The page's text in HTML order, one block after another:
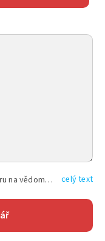
Vyplněním shora uvedených údajů beru na vědomí, že společnost TEXT FACTORY s.r.o., sídlem Brno, Durďákova 336/29, Černá Pole, PSČ: 613 00, IČ: 06157831, zapsané u Krajského soudu v Brně, oddíl C, vložka 100399, bude zpracovávat mé osobní údaje uvedené v rámci mnou vyplněného registračního formuláře na základě oprávněných zájmů TEXT FACTORY s.r.o. dle čl. 6 odst. 1 písm. f) GDPR a pro splnění právních povinností (čl. 6 odst. 1 písm. c) GDPR), a to pro tyto účely: nezbytnost zajistit oprávnění návštěvníka webových stránek provozovaných společností TEXT FACTORY s.r.o. přispívat aktivně ke zveřejněným článkům nebo v rámci diskusních fór a výkon práv TEXT FACTORY s.r.o. jako administrátora těchto diskusních fór. Více informací o zpracování osobních údajů a právech lze nalézt v celý text